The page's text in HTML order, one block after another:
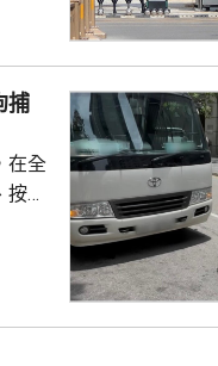
得
納
人
捕
在全
摩
入